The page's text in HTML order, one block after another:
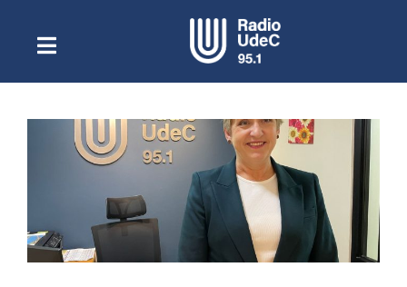
contenidoToggle
NavigationEscuchar Radio UdeC en vivo
Quiénes Somos
Programación
Podcast
Noticias